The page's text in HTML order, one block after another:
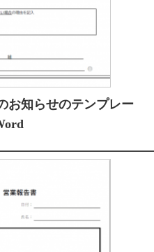
お知らせのテンプレー